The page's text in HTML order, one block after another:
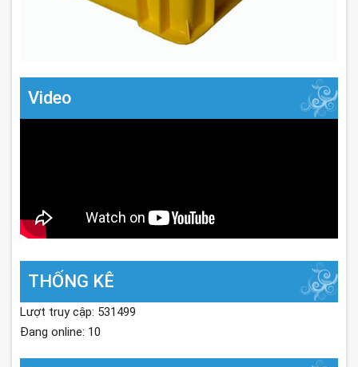
Video
THỐNG KÊ
Lượt truy cập: 531499
Đang online: 10